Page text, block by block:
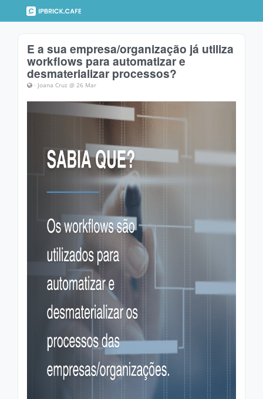
E a sua empresa/organização já utiliza
workflows para automatizar e
desmaterializar processos?
· Joana Cruz @ 26 Mar